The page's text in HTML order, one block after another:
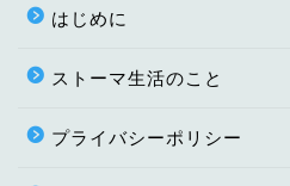
はじめに
ストーマ生活のこと
プライバシーポリシー